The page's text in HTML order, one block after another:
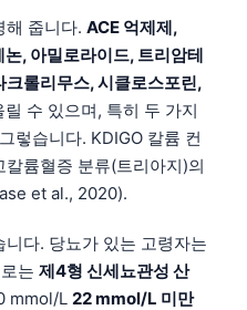
해 줍니다. ACE 억제제,
, 아밀로라이드, 트리암테
롤리무스, 시클로스포린,
수 있으며, 특히 두 가지
렇습니다. KDIGO 칼륨 컨
륨혈증 분류(트리아지)의
et al., 2020).
다. 당뇨가 있는 고령자는
는 제4형 신세뇨관성 산
mmol/L 22 mmol/L 미만